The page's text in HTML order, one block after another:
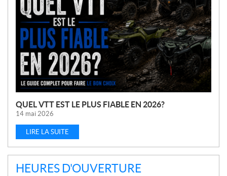
E
L
E
QUEL VTT EST LE PLUS FIABLE EN 2026?
14 mai 2026
LIRE LA SUITE
HEURES D'OUVERTURE